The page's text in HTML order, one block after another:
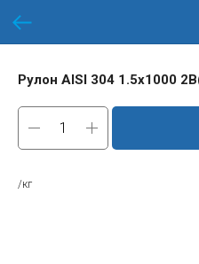
Рулон AISI 304 1.5х1000
/кг